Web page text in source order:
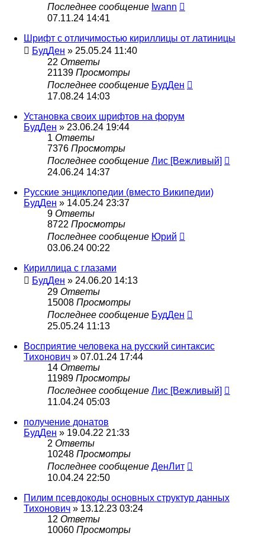
Последнее сообщение Iwann
07.11.24 14:41
Шрифт с отличимостью кириллицы от латиницы
БудДен » 25.05.24 11:40
22 Ответы
21139 Просмотры
Последнее сообщение БудДен
17.08.24 14:03
Установка своих шрифтов на форум
БудДен » 23.06.24 19:44
1 Ответы
7376 Просмотры
Последнее сообщение Лис [Вежливый]
24.06.24 14:37
Русские энциклопедии (вместо Википедии)
БудДен » 14.05.24 23:37
9 Ответы
8722 Просмотры
Последнее сообщение Юрий
03.06.24 00:22
Кириллица с глазами
БудДен » 24.06.20 14:13
29 Ответы
15008 Просмотры
Последнее сообщение БудДен
25.05.24 11:13
Восприятие человека на русский синтаксис
Тихонович » 07.01.24 17:44
14 Ответы
11989 Просмотры
Последнее сообщение Лис [Вежливый]
11.04.24 05:03
получение донатов
БудДен » 19.04.22 21:33
2 Ответы
10248 Просмотры
Последнее сообщение ДенЛит
10.04.24 22:50
Пилим псевдокоды основных структур данных
Тихонович » 13.12.23 03:24
12 Ответы
10060 Просмотры